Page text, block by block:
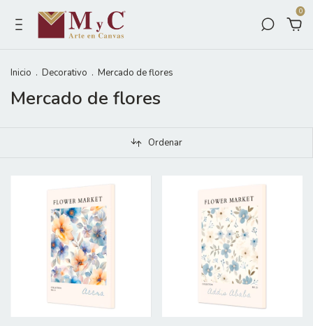
0
Inicio . Decorativo . Mercado de flores
Mercado de flores
Ordenar